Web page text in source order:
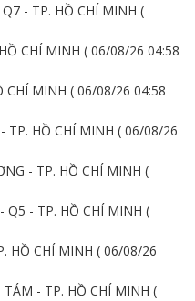
- TP. HỒ CHÍ MINH (
CHÍ MINH ( 06/08/26 04:58
CHÍ MINH ( 06/08/26 04:58
TP. HỒ CHÍ MINH ( 06/08/26
- TP. HỒ CHÍ MINH (
Q5 - TP. HỒ CHÍ MINH (
HỒ CHÍ MINH ( 06/08/26
- TP. HỒ CHÍ MINH (